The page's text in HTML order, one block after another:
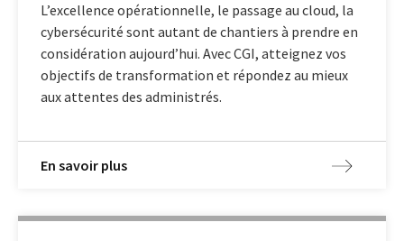
L’excellence opérationnelle, le passage au cloud, la
cybersécurité sont autant de chantiers à prendre en
considération aujourd’hui. Avec CGI, atteignez vos
objectifs de transformation et répondez au mieux
aux attentes des administrés.
En savoir plus